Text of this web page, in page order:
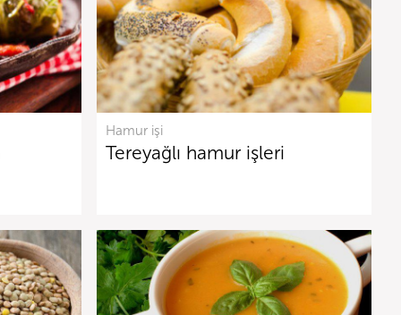
Hamur işi
Tereyağlı hamur işleri